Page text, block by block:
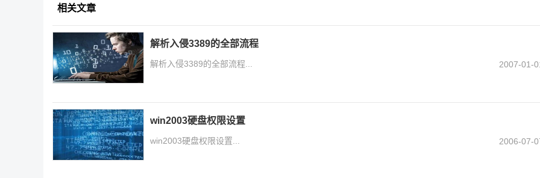
相关文章
解析入侵3389的全部流程
解析入侵3389的全部流程... 2007-01-
win2003硬盘权限设置
win2003硬盘权限设置... 2006-07-